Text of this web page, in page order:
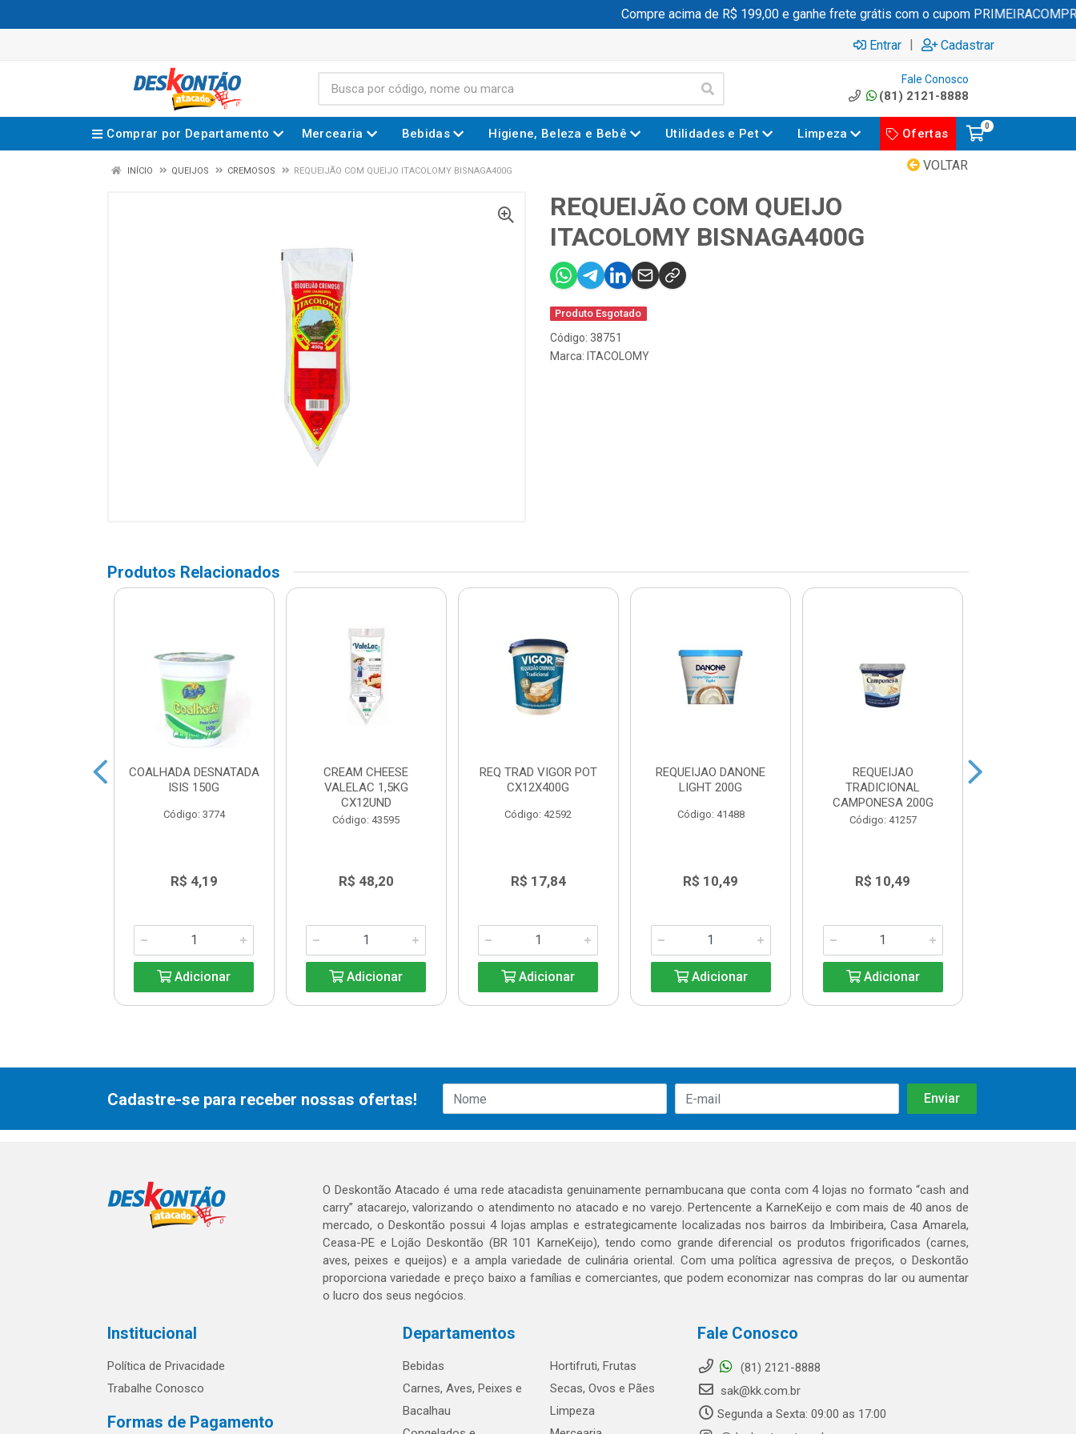
Compre acima de R$ 199,00 e ganhe frete grátis com o cupom PRIMEIRACOMPRA
Entrar | Cadastrar
Fale Conosco
(81) 2121-8888
Comprar por Departamento Mercearia Bebidas Higiene, Beleza e Bebê Utilidades e Pet Limpeza Ofertas
0
VOLTAR
INÍCIO QUEIJOS CREMOSOS REQUEIJÃO COM QUEIJO ITACOLOMY BISNAGA400G
REQUEIJÃO COM QUEIJO
ITACOLOMY BISNAGA400G
Produto Esgotado
Código: 38751
Marca: ITACOLOMY
Produtos Relacionados
COALHADA DESNATADA
ISIS 150G
Código: 3774
R$ 4,19
Adicionar
CREAM CHEESE
VALELAC 1,5KG
CX12UND
Código: 43595
R$ 48,20
Adicionar
REQ TRAD VIGOR POT
CX12X400G
Código: 42592
R$ 17,84
Adicionar
REQUEIJAO DANONE
LIGHT 200G
Código: 41488
R$ 10,49
Adicionar
REQUEIJAO
TRADICIONAL
CAMPONESA 200G
Código: 41257
R$ 10,49
Adicionar
Cadastre-se para receber nossas ofertas!
O Deskontão Atacado é uma rede atacadista genuinamente pernambucana que conta com 4 lojas no formato “cash and
carry” atacarejo, valorizando o atendimento no atacado e no varejo. Pertencente a KarneKeijo e com mais de 40 anos de
mercado, o Deskontão possui 4 lojas amplas e estrategicamente localizadas nos bairros da Imbiribeira, Casa Amarela,
Ceasa-PE e Lojão Deskontão (BR 101 KarneKeijo), tendo como grande diferencial os produtos frigorificados (carnes,
aves, peixes e queijos) e a ampla variedade de culinária oriental. Com uma política agressiva de preços, o Deskontão
proporciona variedade e preço baixo a famílias e comerciantes, que podem economizar nas compras do lar ou aumentar
o lucro dos seus negócios.
Institucional
Política de Privacidade
Trabalhe Conosco
Formas de Pagamento
Departamentos
Bebidas
Carnes, Aves, Peixes e
Bacalhau
Hortifruti, Frutas
Secas, Ovos e Pães
Limpeza
Fale Conosco
(81) 2121-8888
sak@kk.com.br
Segunda a Sexta: 09:00 as 17:00